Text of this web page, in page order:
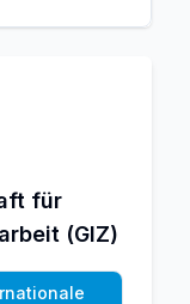
für
(GIZ)